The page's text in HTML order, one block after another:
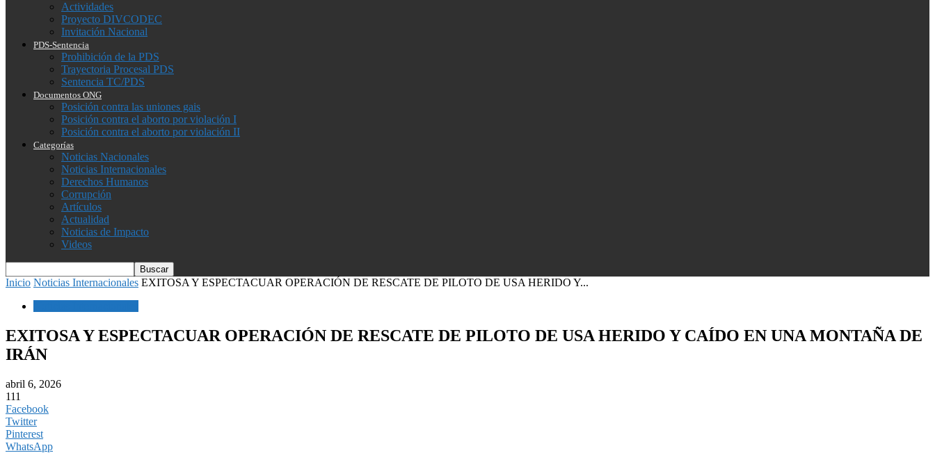
Actividades
Proyecto DIVCODEC
Invitación Nacional
PDS-Sentencia
Prohibición de la PDS
Trayectoria Procesal PDS
Sentencia TC/PDS
Documentos ONG
Posición contra las uniones gais
Posición contra el aborto por violación I
Posición contra el aborto por violación II
Categorías
Noticias Nacionales
Noticias Internacionales
Derechos Humanos
Corrupción
Artículos
Actualidad
Noticias de Impacto
Videos
Inicio Noticias Internacionales EXITOSA Y ESPECTACUAR OPERACIÓN DE RESCATE DE PILOTO DE USA HERIDO Y...
EXITOSA Y ESPECTACUAR OPERACIÓN DE RESCATE DE PILOTO DE USA HERIDO Y CAÍDO EN UNA MONTAÑA DE
IRÁN
abril 6, 2026
111
Facebook
Twitter
Pinterest
WhatsApp